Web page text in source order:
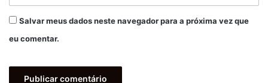
Salvar meus dados neste navegador para a próxima vez que
eu comentar.